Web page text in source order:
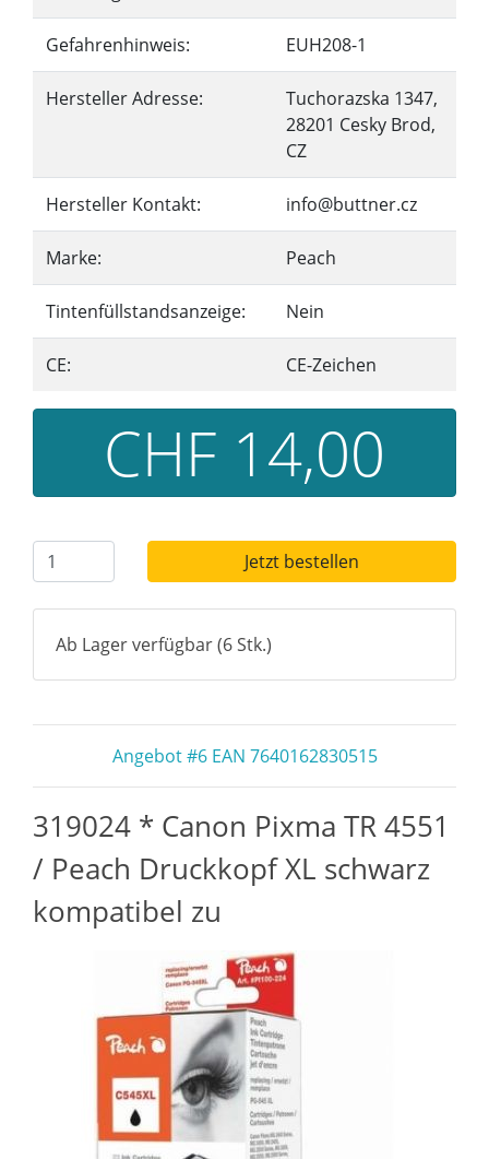
Gefahrenhinweis: EUH208-1
Hersteller Adresse:
Tuchorazska 1347,
28201 Cesky Brod,
CZ
Hersteller Kontakt: info@buttner.cz
Marke: Peach
Tintenfüllstandsanzeige: Nein
CE: CE-Zeichen
CHF 14,00
Jetzt bestellen
Ab Lager verfügbar (6 Stk.)
Angebot #6 EAN 7640162830515
319024 * Canon Pixma TR 4551
/ Peach Druckkopf XL schwarz
kompatibel zu